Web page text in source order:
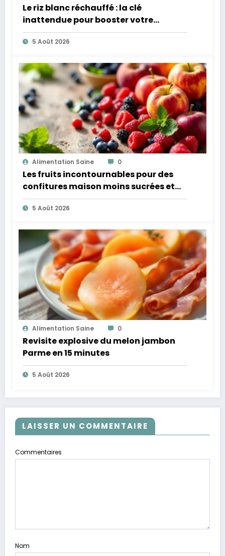
Le riz blanc réchauffé : la clé
inattendue pour booster votre
microbiote
5 Août 2026
Alimentation Saine 0
Les fruits incontournables pour des
confitures maison moins sucrées et
plus légères
5 Août 2026
Alimentation Saine 0
Revisite explosive du melon jambon
Parme en 15 minutes
5 Août 2026
LAISSER UN COMMENTAIRE
Commentaires
Nom